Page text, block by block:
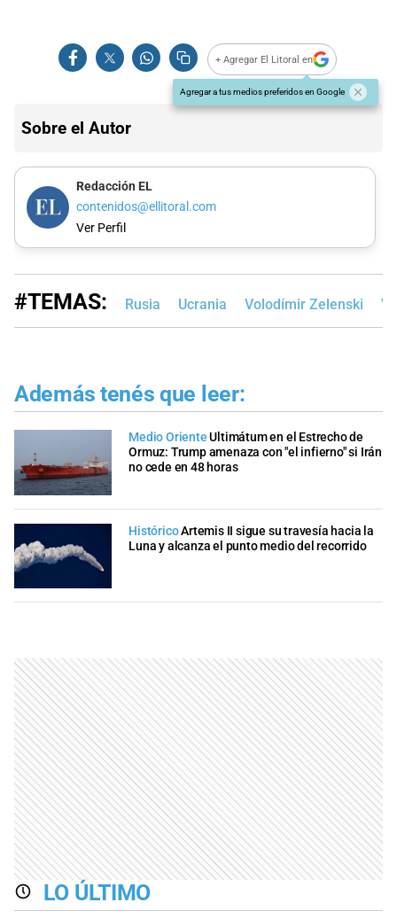
+ Agregar El Litoral en
Agregar a tus medios preferidos en Google
Sobre el Autor
Redacción EL
contenidos@ellitoral.com
Ver Perfil
#TEMAS: Rusia Ucrania Volodímir Zelenski​
Además tenés que leer:
Medio Oriente Ultimátum en el Estrecho de
Ormuz: Trump amenaza con "el infierno" si Irán
no cede en 48 horas
HistóricoArtemis II sigue su travesía hacia la
Luna y alcanza el punto medio del recorrido
LO ÚLTIMO